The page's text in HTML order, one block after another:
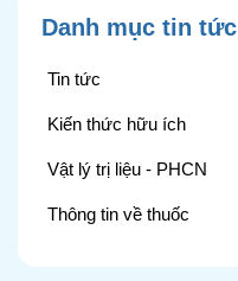
Danh mục tin tức
Tin tức
Kiến thức hữu ích
Vật lý trị liệu - PHCN
Thông tin về thuốc